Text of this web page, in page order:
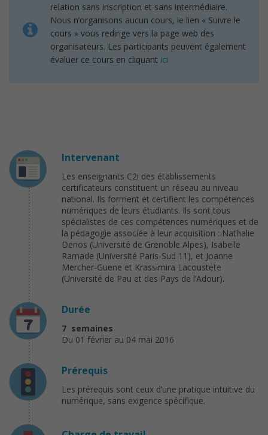
relation sans inscription et sans intermédiaire.
Nous n’organisons aucun cours, le lien « Suivre le
cours » vous redirige vers la page web des
organisateurs. Les participants peuvent également
évaluer ce cours en cliquant ici
Intervenant
Les enseignants C2i des établissements
certificateurs constituent un réseau au niveau
national. Ils forment et certifient les compétences
numériques de leurs étudiants. Ils sont tous
spécialistes de ces compétences numériques et de
la pédagogie associée à leur acquisition : Nathalie
Denos (Université de Grenoble Alpes), Isabelle
Ramade (Université Paris-Sud 11), et Joanne
Mercher-Guene et Krassimira Lacoustete
(Université de Pau et des Pays de l’Adour).
Durée
7 semaines
Du 01 février au 04 mai 2016
Prérequis
Les prérequis sont ceux d’une pratique intuitive du
numérique, sans exigence spécifique.